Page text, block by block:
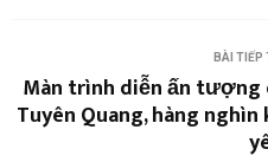
BÀI TIẾP
Màn trình diễn ấn tượng
Tuyên Quang, hàng